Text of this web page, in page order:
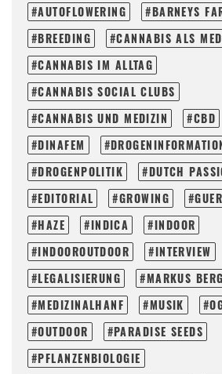
AUTOFLOWERING
BARNEYS
BREEDING
CANNABIS ALS
CANNABIS IM ALLTAG
CANNABIS SOCIAL CLUBS
CANNABIS UND MEDIZIN
CBD
DINAFEM
DROGENPOLITIK
DUTCH
EDITORIAL
GROWING
HAZE
INDICA
INDOOR
INDOOROUTDOOR
INTERVIEW
LEGALISIERUNG
MARKUS
MEDIZINALHANF
MUSIK
OUTDOOR
PARADISE SEEDS
PFLANZENBIOLOGIE